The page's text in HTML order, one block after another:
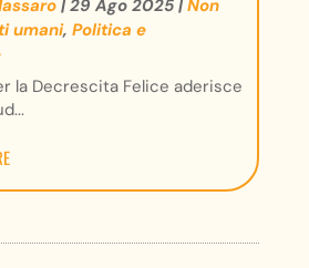
|29 Ago 2025|Non
umani, Politica e
la Decrescita Felice aderisce